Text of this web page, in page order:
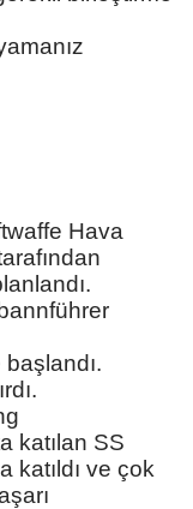
Hava
katılan SS
katıldı ve çok